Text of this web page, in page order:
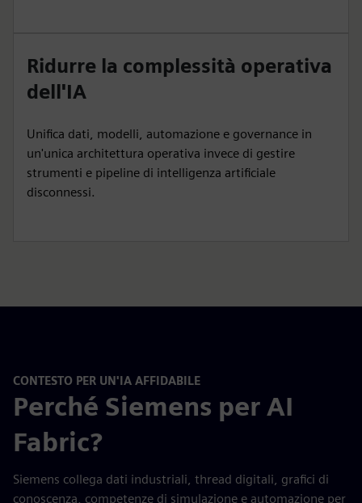
Ridurre la complessità operativa
dell'IA
Unifica dati, modelli, automazione e governance in
un'unica architettura operativa invece di gestire
strumenti e pipeline di intelligenza artificiale
disconnessi.
CONTESTO PER UN'IA AFFIDABILE
Perché Siemens per AI
Fabric?
Siemens collega dati industriali, thread digitali, grafici di
conoscenza, competenze di simulazione e automazione per